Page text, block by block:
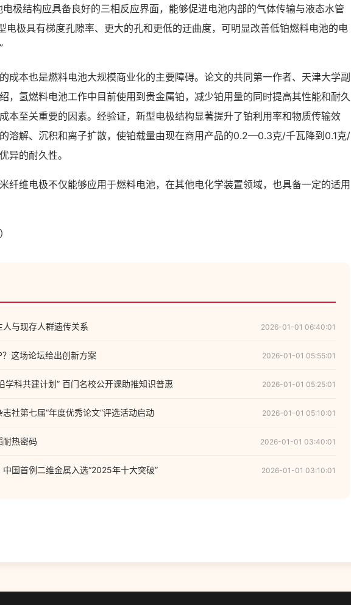
结构应具备良好的三相反应界面，能够促进电池内部的气体传输与液态水管
电极具有梯度孔隙率、更大的孔和更低的迂曲度，可明显改善低铂燃料电池的电
本也是燃料电池大规模商业化的主要障碍。论文的共同第一作者、天津大学副
，氢燃料电池工作中目前使用到贵金属铂，减少铂用量的同时提高其性能和耐久
本至关重要的因素。经验证，新型电极结构显著提升了铂利用率和物质传输效
溶解、沉积和离子扩散，使铂载量由现在商用产品的0.2—0.3克/千瓦降到0.1克/
异的耐久性。
维电极不仅能够应用于燃料电池，在其他电化学装置领域，也具备一定的适用
与现存人群遗传关系 2026-01-01 06:40:01
这场论坛给出创新方案 2026-01-01 05:55:01
学科共建计划” 百门名校公开课助推知识普惠 2026-01-01 05:25:01
志社第七届“年度优秀论文”评选活动启动 2026-01-01 05:10:01
耐热密码 2026-01-01 03:40:01
国首例二维金属入选“2025年十大突破” 2026-01-01 03:10:01